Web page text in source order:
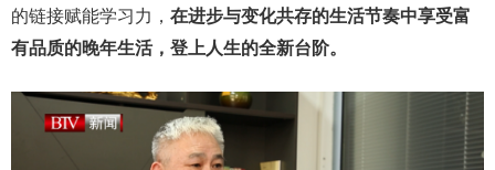
的链接赋能学习力， 在进步与变化共存的生活节奏中享受富
有品质的晚年生活，登上人生的全新台阶。